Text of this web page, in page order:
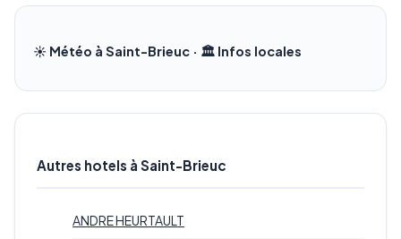
☀️ Météo à Saint-Brieuc · 🏛️ Infos locales
Autres hotels à Saint-Brieuc
ANDRE HEURTAULT